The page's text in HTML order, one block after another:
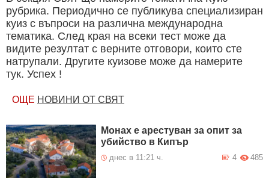
рубрика. Периодично се публикува специализиран
куиз с въпроси на различна международна
тематика. След края на всеки тест може да
видите резултат с верните отговори, които сте
натрупали. Другите куизове може да намерите
тук. Успех !
ОЩЕ НОВИНИ ОТ СВЯТ
Монах е арестуван за опит за
убийство в Кипър
днес в 11:21 ч. 485
4